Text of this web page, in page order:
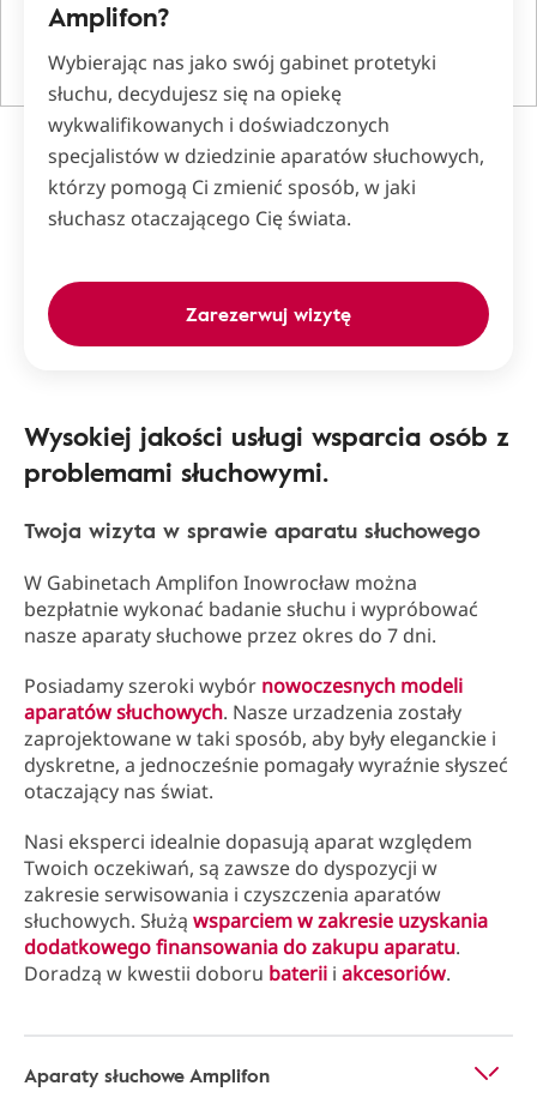
Amplifon?
Wybierając nas jako swój gabinet protetyki
słuchu, decydujesz się na opiekę
wykwalifikowanych i doświadczonych
specjalistów w dziedzinie aparatów słuchowych,
którzy pomogą Ci zmienić sposób, w jaki
słuchasz otaczającego Cię świata.
Zarezerwuj wizytę
Wysokiej jakości usługi wsparcia osób z
problemami słuchowymi.
Twoja wizyta w sprawie aparatu słuchowego
W Gabinetach Amplifon Inowrocław można
bezpłatnie wykonać badanie słuchu i wypróbować
nasze aparaty słuchowe przez okres do 7 dni.
Posiadamy szeroki wybór nowoczesnych modeli
aparatów słuchowych. Nasze urzadzenia zostały
zaprojektowane w taki sposób, aby były eleganckie i
dyskretne, a jednocześnie pomagały wyraźnie słyszeć
otaczający nas świat.
Nasi eksperci idealnie dopasują aparat względem
Twoich oczekiwań, są zawsze do dyspozycji w
zakresie serwisowania i czyszczenia aparatów
słuchowych. Służą wsparciem w zakresie uzyskania
dodatkowego finansowania do zakupu aparatu.
Doradzą w kwestii doboru baterii i akcesoriów.
Aparaty słuchowe Amplifon